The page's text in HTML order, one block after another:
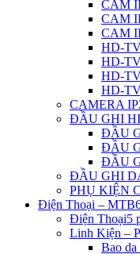
CAM
CAM
CAM
HD-
HD-
HD-
HD-
CAMERA IP
ĐẦU GHI
ĐẦU
ĐẦU
ĐẦU
ĐẦU GHI
PHỤ KIỆN
Điện Thoại – MTB
Điện Thoại5
Linh Kiện –
Bao